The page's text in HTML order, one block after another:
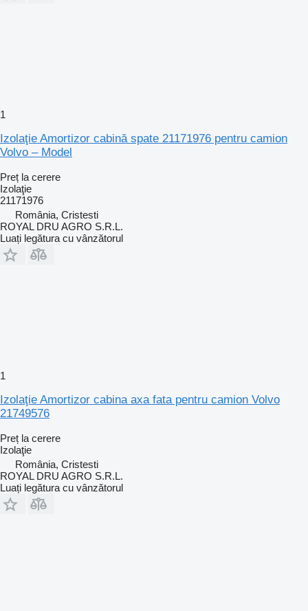
1
Izolaţie Amortizor cabină spate 21171976 pentru camion
Volvo – Model
Preț la cerere
Izolaţie
21171976
România, Cristesti
ROYAL DRU AGRO S.R.L.
Luați legătura cu vânzătorul
1
Izolaţie Amortizor cabina axa fata pentru camion Volvo
21749576
Preț la cerere
Izolaţie
România, Cristesti
ROYAL DRU AGRO S.R.L.
Luați legătura cu vânzătorul